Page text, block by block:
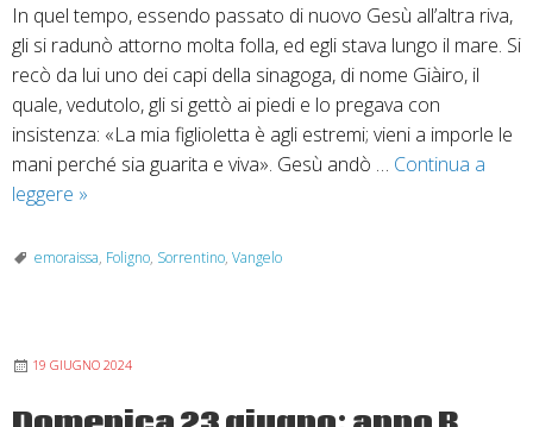
In quel tempo, essendo passato di nuovo Gesù all’altra riva,
gli si radunò attorno molta folla, ed egli stava lungo il mare. Si
recò da lui uno dei capi della sinagoga, di nome Giàiro, il
quale, vedutolo, gli si gettò ai piedi e lo pregava con
insistenza: «La mia figlioletta è agli estremi; vieni a imporle le
mani perché sia guarita e viva». Gesù andò … Continua a
leggere 30
XIII
O.
»
emoraissa, Foligno, Sorrentino, Vangelo
19 GIUGNO 2024